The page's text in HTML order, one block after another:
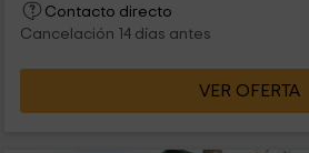
Contacto directo
Cancelación 14 días antes
VER OFERTA